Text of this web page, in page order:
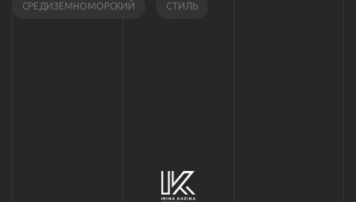
СРЕДИЗЕМНОМОРСКИЙ СТИЛЬ